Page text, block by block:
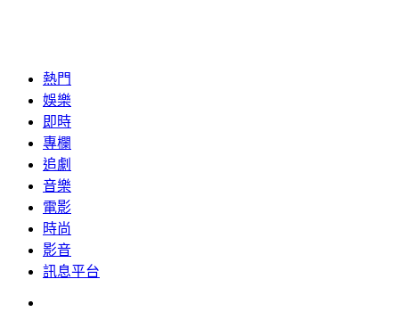
熱門
娛樂
即時
專欄
追劇
音樂
電影
時尚
影音
訊息平台